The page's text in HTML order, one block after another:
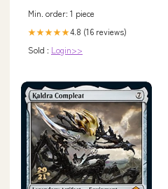
Min. order: 1 piece
★★★★★4.8 (16 reviews)
Sold : Login>>